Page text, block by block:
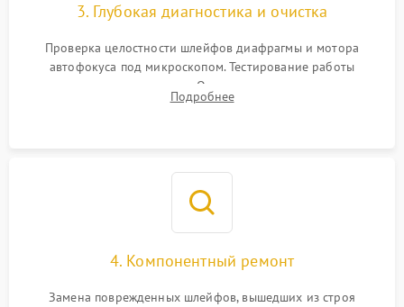
3. Глубокая диагностика и очистка
Проверка целостности шлейфов диафрагмы и мотора
автофокуса под микроскопом. Тестирование работы
электромагнитного привода. Очистка оптических элементов
от пыли, следов влаги и грибка спецрастворами без
Подробнее
4. Компонентный ремонт
Замена поврежденных шлейфов, вышедших из строя